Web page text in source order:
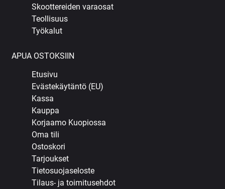
Skoottereiden varaosat
Teollisuus
Työkalut
APUA OSTOKSIIN
Etusivu
Evästekäytäntö (EU)
Kassa
Kauppa
Korjaamo Kuopiossa
Oma tili
Ostoskori
Tarjoukset
Tietosuojaseloste
Tilaus- ja toimitusehdot